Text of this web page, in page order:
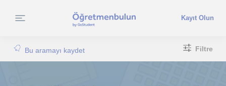
Kayıt Olun
Bu aramayı kaydet Filtre